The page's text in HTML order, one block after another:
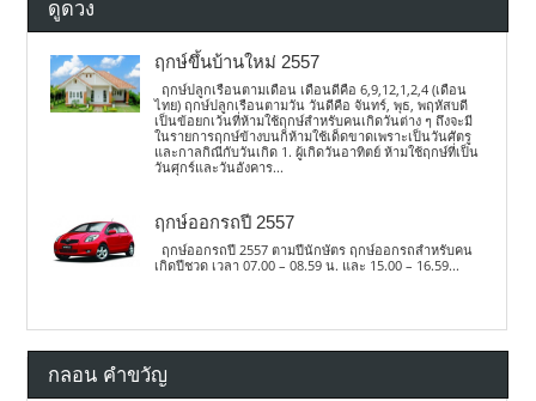
ดูดวง
ฤกษ์ขึ้นบ้านใหม่ 2557
ฤกษ์ปลูกเรือนตามเดือน เดือนดีคือ 6,9,12,1,2,4 (เดือน
ไทย) ฤกษ์ปลูกเรือนตามวัน วันดีคือ จันทร์, พุธ, พฤหัสบดี
เป็นข้อยกเว้นที่ห้ามใช้ฤกษ์สำหรับคนเกิดวันต่าง ๆ ถึงจะมี
ในรายการฤกษ์ข้างบนก็ห้ามใช้เด็ดขาดเพราะเป็นวันศัตรู
และกาลกิณีกับวันเกิด 1. ผู้เกิดวันอาทิตย์ ห้ามใช้ฤกษ์ที่เป็น
วันศุกร์และวันอังคาร...
ฤกษ์ออกรถปี 2557
ฤกษ์ออกรถปี 2557 ตามปีนักษัตร ฤกษ์ออกรถสำหรับคน
เกิดปีชวด เวลา 07.00 – 08.59 น. และ 15.00 – 16.59...
กลอน คำขวัญ